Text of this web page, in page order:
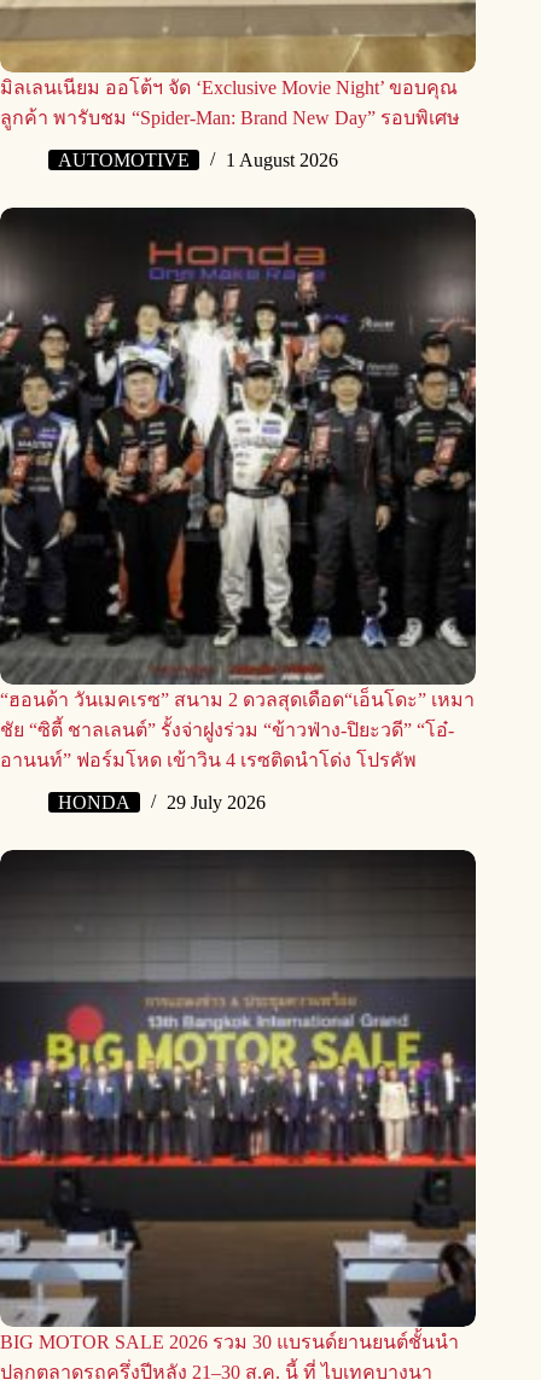
มิลเลนเนียม ออโต้ฯ จัด ‘Exclusive Movie Night’ ขอบคุณ
ลูกค้า พารับชม “Spider-Man: Brand New Day” รอบพิเศษ
AUTOMOTIVE 1 August 2026
“ฮอนด้า วันเมคเรซ” สนาม 2 ดวลสุดเดือด“เอ็นโดะ” เหมา
ชัย “ซิตี้ ชาลเลนต์” รั้งจ่าฝูงร่วม “ข้าวฟ่าง-ปิยะวดี” “โอ๋-
อานนท์” ฟอร์มโหด เข้าวิน 4 เรซติดนำโด่ง โปรคัพ
HONDA 29 July 2026
BIG MOTOR SALE 2026 รวม 30 แบรนด์ยานยนต์ชั้นนำ
ปลุกตลาดรถครึ่งปีหลัง 21–30 ส.ค. นี้ ที่ ไบเทคบางนา